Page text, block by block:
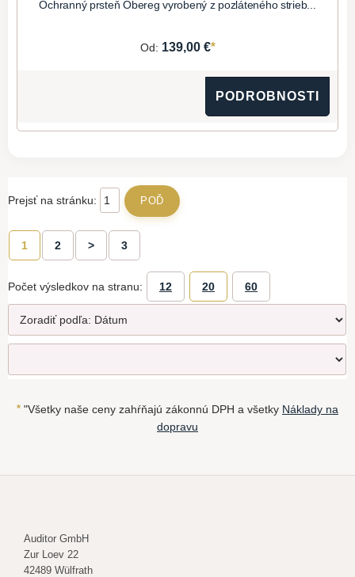
Ochranný prsteň Obereg vyrobený z pozláteného strieb...
Od: 139,00 €*
PODROBNOSTI
Prejsť na stránku:
1 2 > 3
Počet výsledkov na stranu: 12 20 60
* "Všetky naše ceny zahŕňajú zákonnú DPH a všetky Náklady na
dopravu
Auditor GmbH
Zur Loev 22
42489 Wülfrath